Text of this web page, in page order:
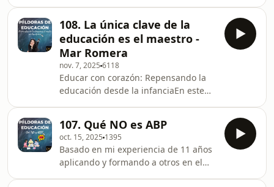
respiración guiada en vivo, ritual para
desconectar al salir del
educación? Spoiler: probablemente
no de la forma que nos
venden.Hablamos de:✅ Por qué las
"costuras" (fricción, esfuerzo) son
esenciales en educación✅ Las falsas
promesas de productividad y
eficiencia✅ El tiempo lento como valor
educativo✅ La IA como espejo de
nuestros
108. La única clave de la
educación es el maestro -
Mar Romera
nov. 7, 2025 6118
Educar con corazón: Repensando la
educación desde la infanciaEn este
pedagoga, psicopedagoga y
presidenta de la Asociación
Pedagógica Francesco Tonucci. Una
defensora incansable de la infancia
que nos invita a replantear todo lo
107. Qué NO es ABP
oct. 15, 2025 1395
Basado en mi experiencia de 11 años
aplicando y formando a otros en el